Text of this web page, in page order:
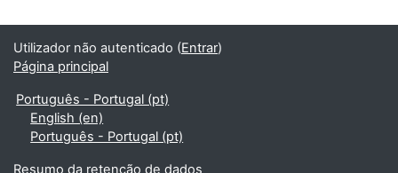
Utilizador não autenticado (Entrar)
Página principal
Português - Portugal ‎(pt)‎
English ‎(en)‎
Português - Portugal ‎(pt)‎
Resumo da retenção de dados